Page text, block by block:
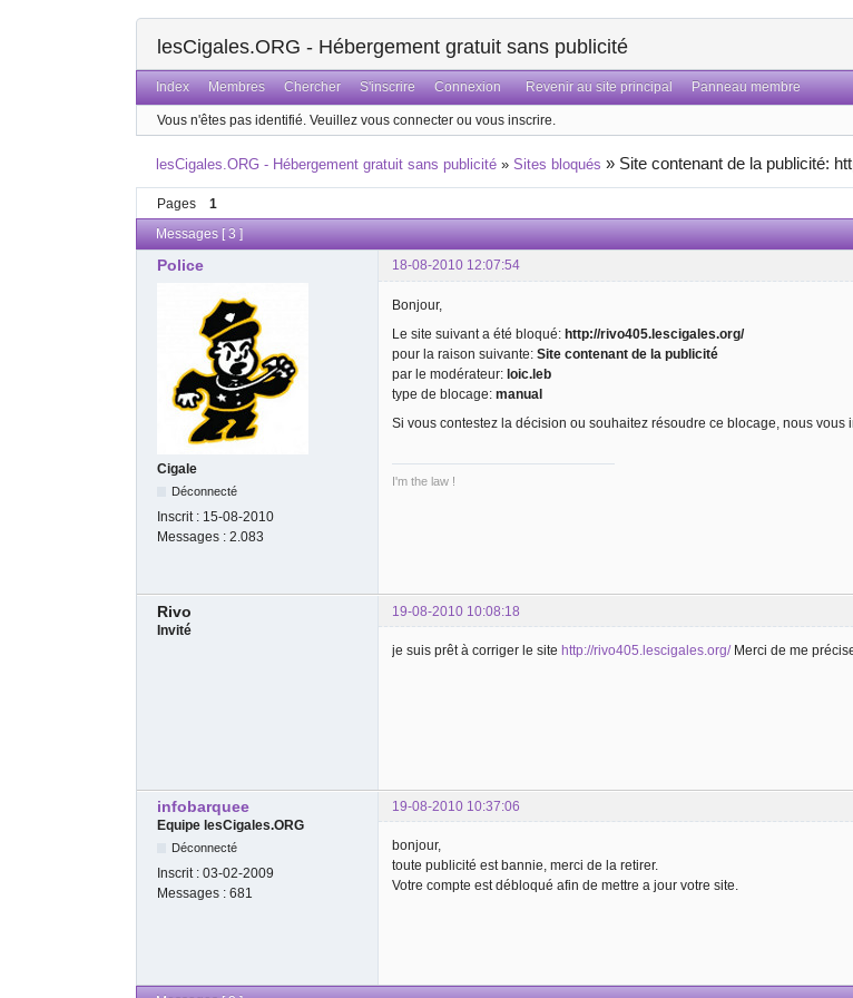
lesCigales.ORG - Hébergement gratuit sans publicité
Index Membres Chercher S'inscrire Connexion Revenir au site principal Panneau membre
Vous n'êtes pas identifié. Veuillez vous connecter ou vous inscrire.
lesCigales.ORG - Hébergement gratuit sans publicité »Sites bloqués » Site contenant de la publicité:
Pages 1
Messages [ 3 ]
Police 18-08-2010 12:07:54
Cigale
Déconnecté
Inscrit : 15-08-2010
Messages : 2.083
Bonjour,
Le site suivant a été bloqué: http://rivo405.lescigales.org/
pour la raison suivante: Site contenant de la publicité
par le modérateur: loic.leb
type de blocage: manual
Si vous contestez la décision ou souhaitez résoudre ce blocage, nous vous
I'm the law !
Rivo
19-08-2010 10:08:18
Invité
je suis prêt à corriger le site http://rivo405.lescigales.org/Merci de me
infobarquee
19-08-2010 10:37:06
Equipe lesCigales.ORG
Déconnecté
Inscrit : 03-02-2009
Messages : 681
bonjour,
toute publicité est bannie, merci de la retirer.
Votre compte est débloqué afin de mettre a jour votre site.